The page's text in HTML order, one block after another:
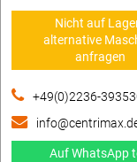
Nicht auf
alternative
anfragen
+49(0)2236-
Auf WhatsApp